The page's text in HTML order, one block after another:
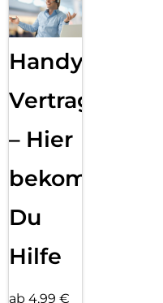
Handy
– Hier
bekommst
Du
Hilfe
ab 4,99 €